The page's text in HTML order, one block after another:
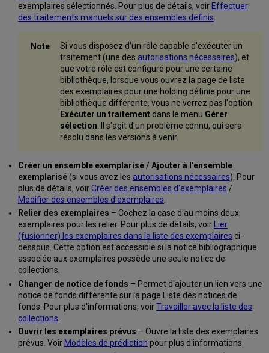
exemplaires sélectionnés. Pour plus de détails, voir Effectuer
des traitements manuels sur des ensembles définis
Si vous disposez d'un rôle capable d'exécuter un
traitement (une des autorisations nécessaires), et
que votre rôle est configuré pour une certaine
bibliothèque, lorsque vous ouvrez la page de liste
des exemplaires pour une holding définie pour une
bibliothèque différente, vous ne verrez pas l'option
Exécuter un traitementdans le menu Gérer
sélection . Il s'agit d'un problème connu, qui sera
résolu dans les versions à venir.
Créer un ensemble exemplarisé/ Ajouter à l’ensemble
exemplarisé(si vous avez les autorisations nécessaires). Pour
plus de détails, voirCréer des ensembles d'exemplaires /
Modifier des ensembles d'exemplaires
Relier des exemplaires – Cochez la case d'au moins deux
exemplaires pour les relier. Pour plus de détails, voir Lier
(fusionner) les exemplaires dans la liste des exemplaires ci-
dessous. Cette option est accessible si la notice bibliographique
associée aux exemplaires possède une seule notice de
collections.
Changer de notice de fonds – Permet d'ajouter un lien vers une
notice de fonds différente sur la page Liste des notices de
fonds. Pour plus d'informations, voirTravailler avec la liste des
collections
Ouvrir les exemplaires prévus – Ouvre la liste des exemplaires
prévus. Voir Modèles de prédiction pour plus d'informations.